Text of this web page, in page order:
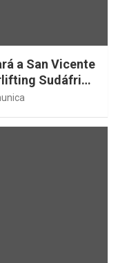
a San Vicente
Sudáfrica